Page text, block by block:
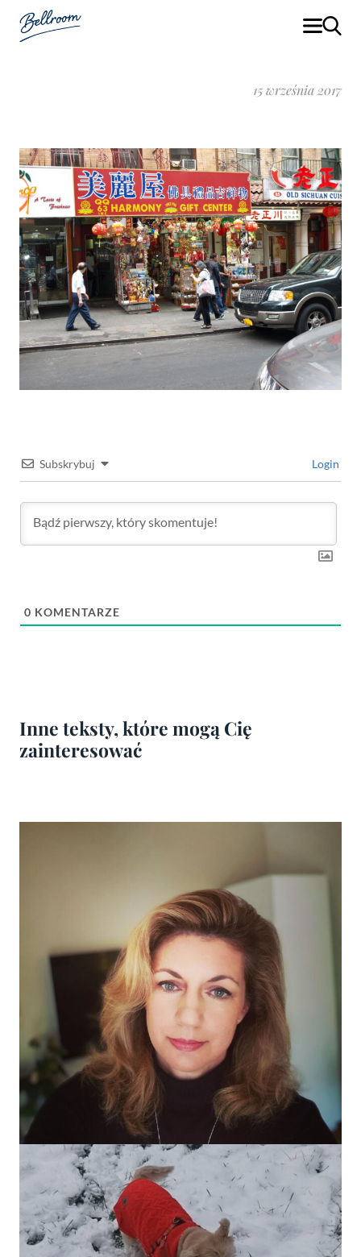
15 września 2017
Subskrybuj Login
0 KOMENTARZE
Inne teksty, które mogą Cię
zainteresować